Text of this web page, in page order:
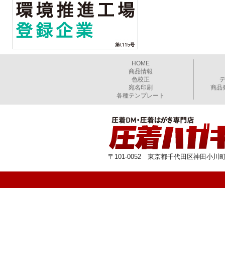
HOME
商品情報
色校正
宛名印刷
各種テンプレート
商品
〒101-0052 東京都千代田区神田小川